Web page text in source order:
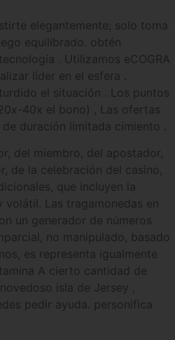
elegantemente; solo toma
equilibrado. obtén
. Utilizamos eCOGRA
líder en el esfera .
el situación . Los puntos
40x el bono) , Las ofertas
duración limitada cimiento .
del miembro, del apostador,
de la celebración del casino,
que incluyen la
Las tragamonedas en
un generador de números
no manipulado, basado
es representa igualmente
A cierto cantidad de
isla de Jersey ,
pedir ayuda. personifica